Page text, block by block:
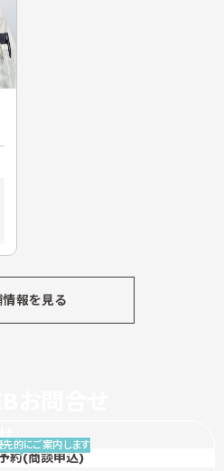
報を見る
的にご案内します
約(商談申込)